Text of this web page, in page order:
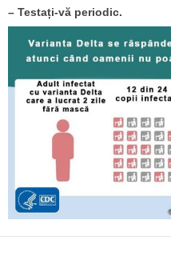
– Testați-vă periodic.